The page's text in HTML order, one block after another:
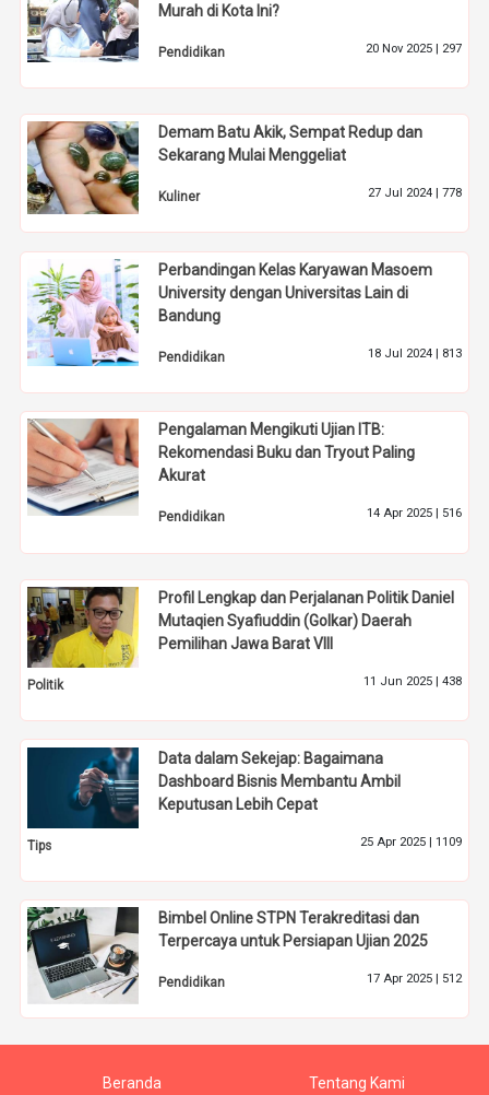
Murah di Kota Ini?
Pendidikan 20 Nov 2025 | 297
Demam Batu Akik, Sempat Redup dan
Sekarang Mulai Menggeliat
Kuliner 27 Jul 2024 | 778
Perbandingan Kelas Karyawan Masoem
University dengan Universitas Lain di
Bandung
Pendidikan 18 Jul 2024 | 813
Pengalaman Mengikuti Ujian ITB:
Rekomendasi Buku dan Tryout Paling
Akurat
Pendidikan 14 Apr 2025 | 516
Profil Lengkap dan Perjalanan Politik Daniel
Mutaqien Syafiuddin (Golkar) Daerah
Pemilihan Jawa Barat VIII
Politik 11 Jun 2025 | 438
Data dalam Sekejap: Bagaimana
Dashboard Bisnis Membantu Ambil
Keputusan Lebih Cepat
Tips 25 Apr 2025 | 1109
Bimbel Online STPN Terakreditasi dan
Terpercaya untuk Persiapan Ujian 2025
Pendidikan 17 Apr 2025 | 512
Beranda Tentang Kami